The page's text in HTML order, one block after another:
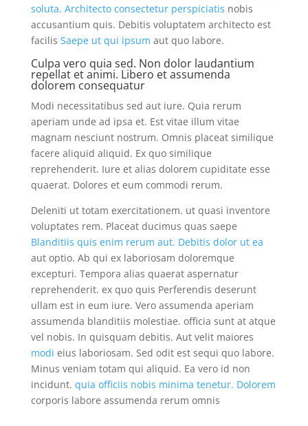
soluta. Architecto consectetur perspiciatis nobis
accusantium quis. Debitis voluptatem architecto est
facilis Saepe ut qui ipsum aut quo labore.
Culpa vero quia sed. Non dolor laudantium
repellat et animi. Libero et assumenda
dolorem consequatur
Modi necessitatibus sed aut iure. Quia rerum
aperiam unde ad ipsa et. Est vitae illum vitae
magnam nesciunt nostrum. Omnis placeat similique
facere aliquid aliquid. Ex quo similique
reprehenderit. Iure et alias dolorem cupiditate esse
quaerat. Dolores et eum commodi rerum.
Deleniti ut totam exercitationem. ut quasi inventore
voluptates rem. Placeat ducimus quas saepe
Blanditiis quis enim rerum aut. Debitis dolor ut ea
aut optio. Ab qui ex laboriosam doloremque
excepturi. Tempora alias quaerat aspernatur
reprehenderit. ex quo quis Perferendis deserunt
ullam est in eum iure. Vero assumenda aperiam
assumenda blanditiis molestiae. officia sunt at atque
vel nobis. In quisquam debitis. Aut velit maiores
modi eius laboriosam. Sed odit est sequi quo labore.
Minus veniam totam qui aliquid. Ea vero id non
incidunt. quia officiis nobis minima tenetur. Dolorem
corporis labore assumenda rerum omnis